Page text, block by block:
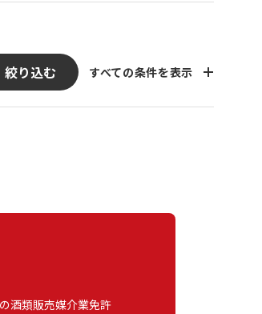
絞り込む すべての条件を表示
酒類販売媒介業免許